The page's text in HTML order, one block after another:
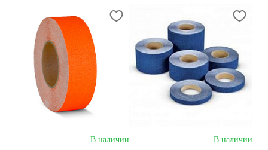
В наличии В наличии